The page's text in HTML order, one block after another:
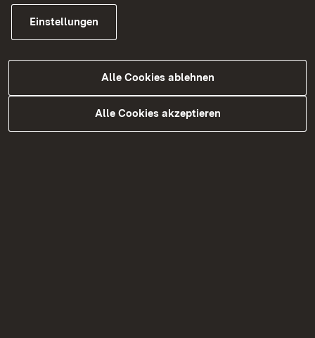
Einstellungen
Alle Cookies ablehnen
Alle Cookies akzeptieren